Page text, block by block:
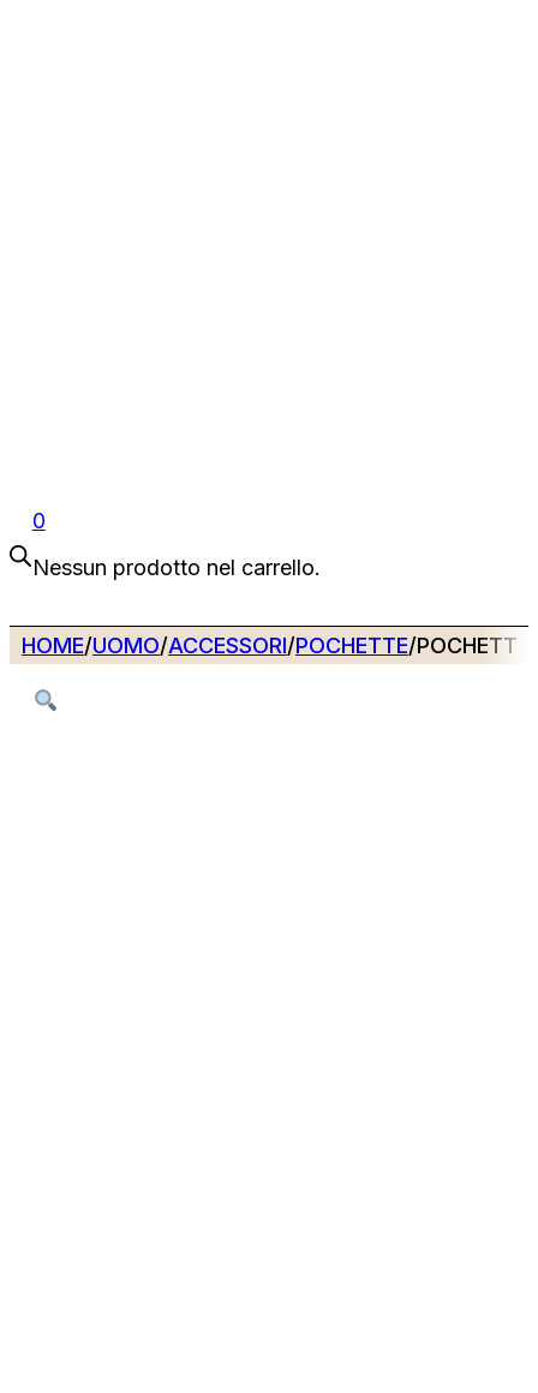
0
Nessun prodotto nel carrello.
HOME/UOMO/ACCESSORI/POCHETTE/